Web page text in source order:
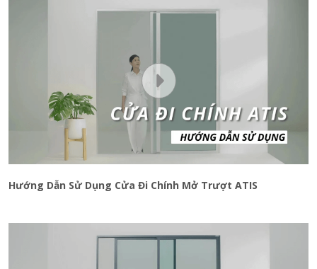
Hướng Dẫn Sử Dụng Cửa Đi Chính Mở Trượt ATIS